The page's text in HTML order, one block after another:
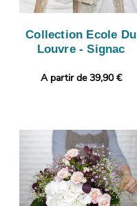
Collection Ecole Du
Louvre - Signac
A partir de 39,90 €